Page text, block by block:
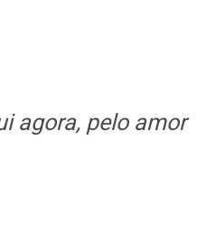
agora, pelo amor